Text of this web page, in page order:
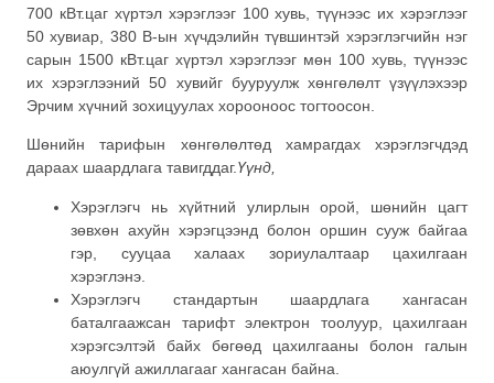
700 кВт.цаг хүртэл хэрэглээг 100 хувь, түүнээс их хэрэглээг
50 хувиар, 380 В-ын хүчдэлийн түвшинтэй хэрэглэгчийн нэг
сарын 1500 кВт.цаг хүртэл хэрэглээг мөн 100 хувь, түүнээс
их хэрэглээний 50 хувийг бууруулж хөнгөлөлт үзүүлэхээр
Эрчим хүчний зохицуулах хорооноос тогтоосон.
Шөнийн тарифын хөнгөлөлтөд хамрагдах хэрэглэгчдэд
дараах шаардлага тавигддаг.Үүнд,
Хэрэглэгч нь хүйтний улирлын орой, шөнийн цагт
зөвхөн ахуйн хэрэгцээнд болон оршин сууж байгаа
гэр, сууцаа халаах зориулалтаар цахилгаан
хэрэглэнэ.
Хэрэглэгч стандартын шаардлага хангасан
баталгаажсан тарифт электрон тоолуур, цахилгаан
хэрэгсэлтэй байх бөгөөд цахилгааны болон галын
аюулгүй ажиллагааг хангасан байна.